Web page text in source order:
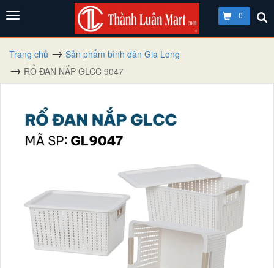
0
Trang chủ
Sản phẩm bình dân Gia Long
RỔ ĐAN NẮP GLCC 9047